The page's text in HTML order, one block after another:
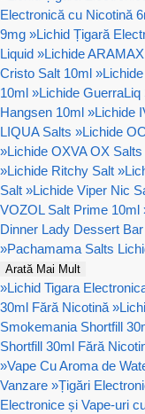
Electronică cu Nicotină
9mg »Lichid Țigară
Liquid »Lichide
Cristo Salt 10ml »
10ml »Lichide
Hangsen 10ml »Lichide
LIQUA Salts »Lichide
»Lichide OXVA OX
»Lichide Ritchy Salt »
Salt »Lichide Viper Nic
VOZOL Salt Prime 10ml
Dinner Lady Dessert
»Pachamama Salts
Arată Mai Mult
»Lichid Tigara
30ml Fără Nicotină »
Smokemania Shortfill
Shortfill 30ml Fără
»Vape Cu Aroma de
Vanzare »Țigări
Electronice și Vape-uri